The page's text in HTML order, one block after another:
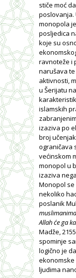
stiče moć
poslovanja.
monopola
posljedica
koje su
ravnoteže i
narušava
aktivnosti,
u Šerijatu
islamskih
izaziva po
broj
ograničava
većinskom
monopol u
izaziva
Monopol
nekoliko
poslanik
Allah će ga
Madže,
spominje
logično je
ljudima